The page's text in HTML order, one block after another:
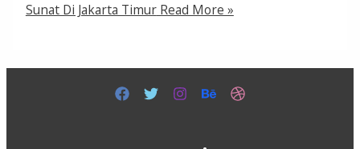
Sunat Di Jakarta TimurRead More »